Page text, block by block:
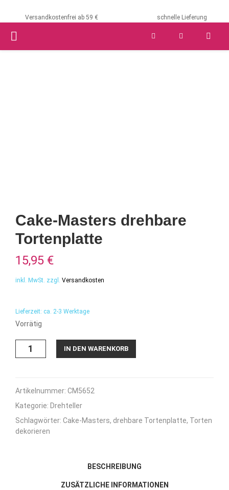
Versandkostenfrei ab 59 € schnelle Lieferung
PRIMARY
Cake-Masters drehbare
Tortenplatte
15,95 €
inkl. MwSt. zzgl. Versandkosten
Lieferzeit: ca. 2-3 Werktage
Vorrätig
Cake-
Menge
IN DEN WARENKORB
Artikelnummer: CM5652
Kategorie: Drehteller
Schlagwörter: Cake-Masters, drehbare Tortenplatte, Torten
dekorieren
BESCHREIBUNG
ZUSÄTZLICHE INFORMATIONEN